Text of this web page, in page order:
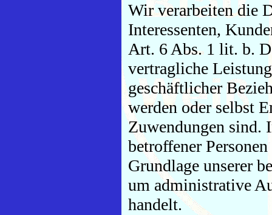
Wir verarbeiten die
Interessenten,
Art. 6 Abs. 1 lit. b.
vertragliche
geschäftlicher
werden oder selbst
Zuwendungen sind.
betroffener
Grundlage unserer
um administrative
handelt.